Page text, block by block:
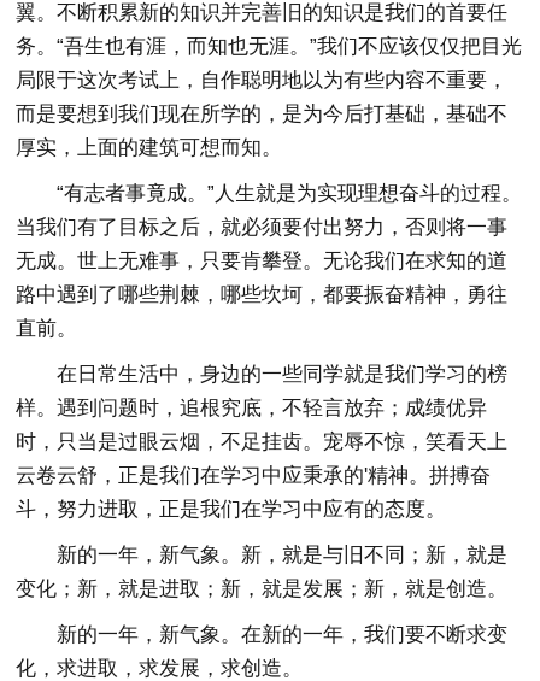
翼。不断积累新的知识并完善旧的知识是我们的首要任
务。“吾生也有涯，而知也无涯。”我们不应该仅仅把目光
局限于这次考试上，自作聪明地以为有些内容不重要，
而是要想到我们现在所学的，是为今后打基础，基础不
厚实，上面的建筑可想而知。
“有志者事竟成。”人生就是为实现理想奋斗的过程。
当我们有了目标之后，就必须要付出努力，否则将一事
无成。世上无难事，只要肯攀登。无论我们在求知的道
路中遇到了哪些荆棘，哪些坎坷，都要振奋精神，勇往
直前。
在日常生活中，身边的一些同学就是我们学习的榜
样。遇到问题时，追根究底，不轻言放弃；成绩优异
时，只当是过眼云烟，不足挂齿。宠辱不惊，笑看天上
云卷云舒，正是我们在学习中应秉承的'精神。拼搏奋
斗，努力进取，正是我们在学习中应有的态度。
新的一年，新气象。新，就是与旧不同；新，就是
变化；新，就是进取；新，就是发展；新，就是创造。
新的一年，新气象。在新的一年，我们要不断求变
化，求进取，求发展，求创造。